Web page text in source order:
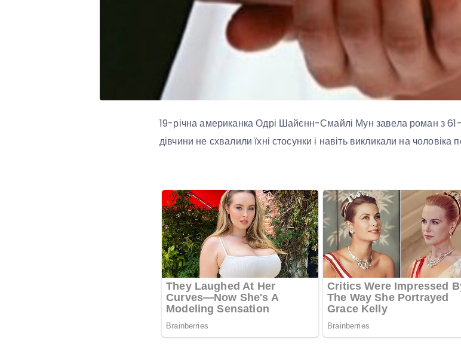
19-річна американка Одрі Шайєнн-Смайлі Мун завела роман з 61-
дівчини не схвалили їхні стосунки і навіть викликали на чоловіка